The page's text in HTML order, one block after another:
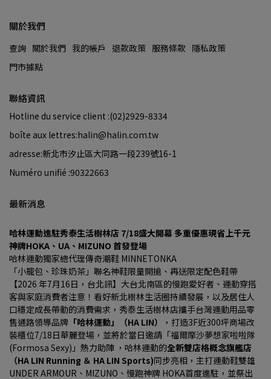
關於我們
查詢 關於我們 我的帳戶 退款政策 服務條款 隱私政策
門市據點
聯絡資訊
Hotline du service client :(02)2929-8334
boîte aux lettres:halin@halin.com.tw
adresse:新北市汐止區大同路一段239號16-1
Numéro unifié :90322663
最新消息
哈林運動進駐秀泰生活樹林店 7/18盛大開幕 多重優惠現省上千元
神牌HOKA、UA、MIZUNO 首發登場
哈林運動獨家總代理傳奇潮鞋 MINNETONKA
「小籠包、珍珠奶茶」聯名神鞋限量開搶、再送限定配色鞋帶
【2026 年7月16日，台北訊】大台北南區的慢跑愛好者、運動穿搭
客與家庭消費者注意！看好新北樹林生活圈持續發展，以及居住人
口穩定成長帶動的消費需求，秀泰生活樹林店攜手台灣運動用品零
售通路領導品牌 「哈林運動」（HA LIN）
，打造3F近300坪商場改
裝櫃位7/18日華麗登場，並將於當日邀請「福爾摩沙夢想家啦啦隊
(Formosa Sexy)」熱力助陣 ，哈林運動的全新雙店格概念旗艦店
（HA LIN Running ＆ HA LIN Sports)同步亮相，主打運動鞋雙雄
UNDER ARMOUR、MIZUNO、慢跑神牌 HOKA首度進駐，並祭出